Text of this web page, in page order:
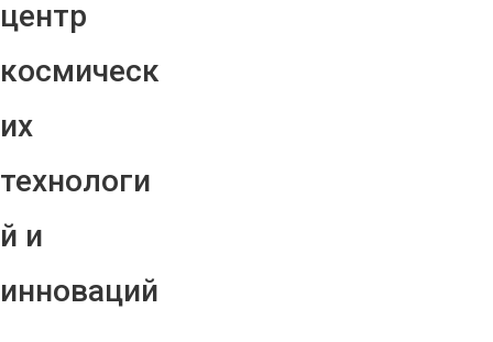
центр
космическ
их
технологи
й и
инноваций